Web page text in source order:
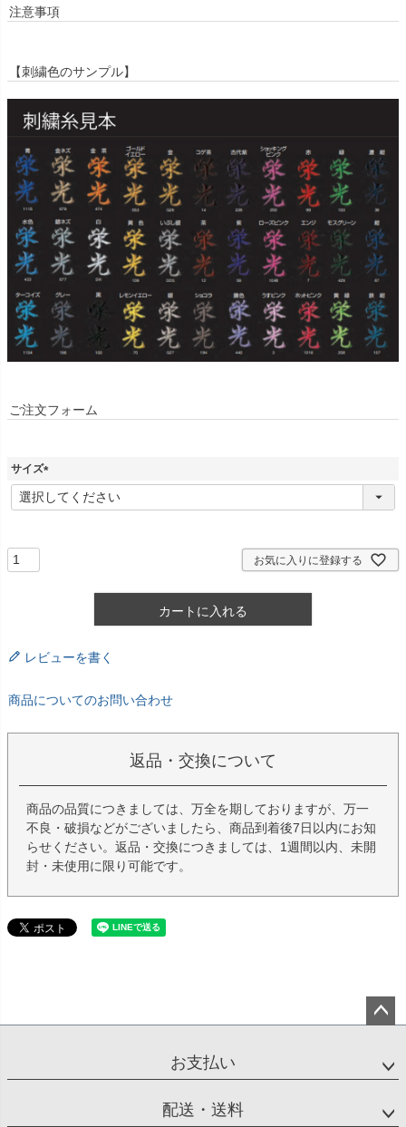
注意事項
【刺繍色のサンプル】
ご注文フォーム
サイズ
(
必
お気に入りに登録する
カートに入れる
レビューを書く
商品についてのお問い合わせ
返品・交換について
商品の品質につきましては、万全を期しておりますが、万一
不良・破損などがございましたら、商品到着後7日以内にお知
らせください。返品・交換につきましては、1週間以内、未開
封・未使用に限り可能です。
ップ
お支払い
配送・送料